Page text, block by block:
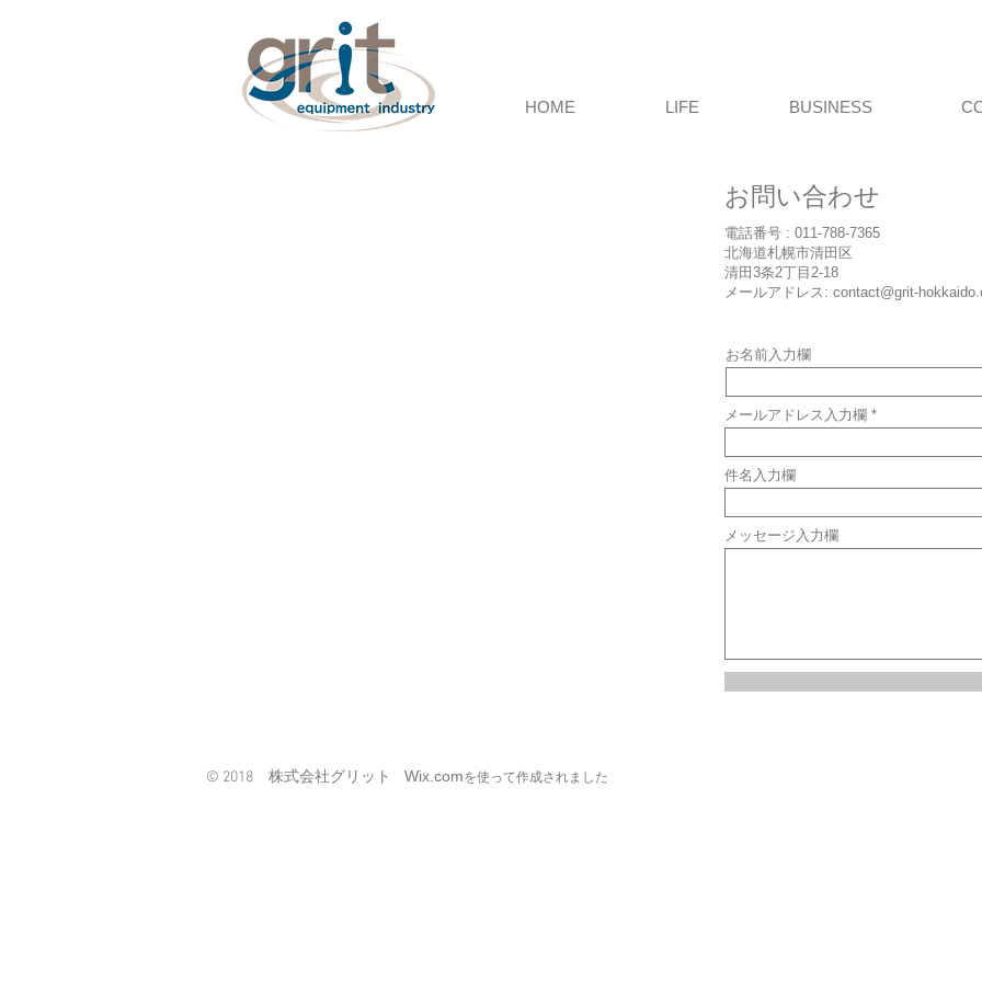
HOME LIFE BUSINESS
お問い合わせ
電話番号 : 011-788-7365
北海道札幌市清田区
清田3条2丁目2-18
メールアドレス: contact@grit-
お名前入力欄
メールアドレス入力欄
件名入力欄
メッセージ入力欄
© 2018 株式会社グリット Wix.comを使って作成されました